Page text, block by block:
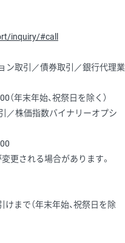
inquiry/#call
ン取引／債券取引／銀行代理業
年末年始、祝祭日を除く）
／株価指数バイナリーオプシ
更される場合があります。
まで（年末年始、祝祭日を除